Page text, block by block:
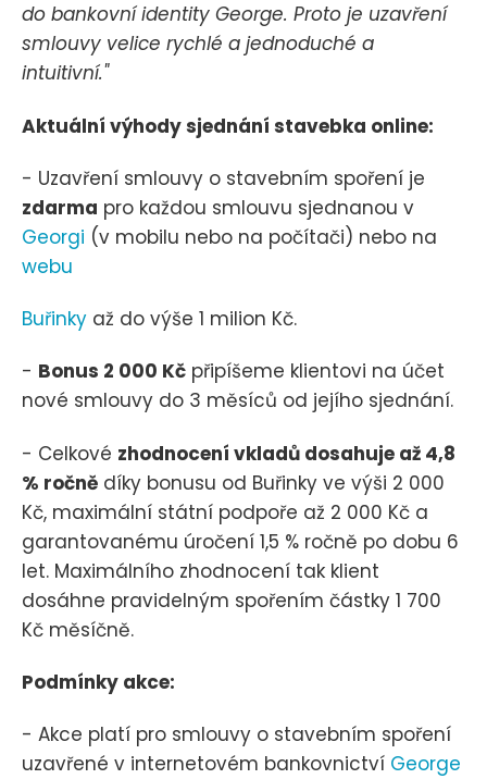
do bankovní identity George. Proto je uzavření
smlouvy velice rychlé a jednoduché a
intuitivní."
Aktuální výhody sjednání stavebka online:
- Uzavření smlouvy o stavebním spoření je
zdarma pro každou smlouvu sjednanou v
Georgi (v mobilu nebo na počítači) nebo na
webu
Buřinky až do výše 1 milion Kč.
- Bonus 2 000 Kč připíšeme klientovi na účet
nové smlouvy do 3 měsíců od jejího sjednání.
- Celkové zhodnocení vkladů dosahuje až 4,8
% ročně díky bonusu od Buřinky ve výši 2 000
Kč, maximální státní podpoře až 2 000 Kč a
garantovanému úročení 1,5 % ročně po dobu 6
let. Maximálního zhodnocení tak klient
dosáhne pravidelným spořením částky 1 700
Kč měsíčně.
Podmínky akce:
- Akce platí pro smlouvy o stavebním spoření
uzavřené v internetovém bankovnictví George